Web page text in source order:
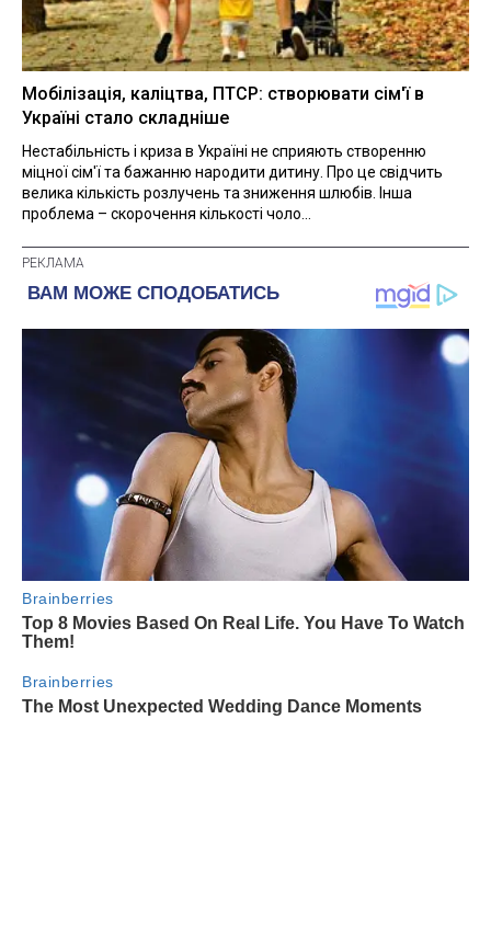
Мобілізація, каліцтва, ПТСР: створювати сім'ї в
Україні стало складніше
Нестабільність і криза в Україні не сприяють створенню
міцної сім'ї та бажанню народити дитину. Про це свідчить
велика кількість розлучень та зниження шлюбів. Інша
проблема – скорочення кількості чоло...